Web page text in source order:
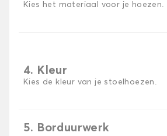
Kies het materiaal voor je hoezen.
4. Kleur
Kies de kleur van je stoelhoezen.
5. Borduurwerk